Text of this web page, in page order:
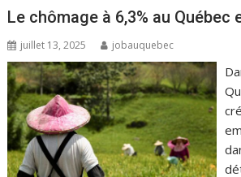
Le chômage à 6,3% au Québec
juillet 13, 2025 jobauquebec